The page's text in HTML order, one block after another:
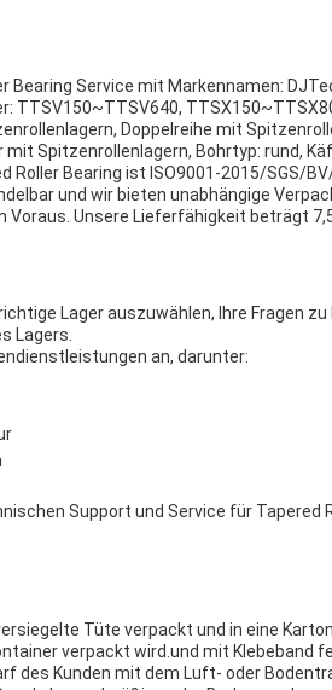
Service mit Markennamen:
TTSV150~TTSV640,
Doppelreihe mit
Spitzenrollenlagern, Bohrtyp: rund,
Roller Bearing ist ISO9001-2015/SGS/
und wir bieten unabhängige
Unsere Lieferfähigkeit beträgt
Lager auszuwählen, Ihre Fragen
Lagers.
an, darunter:
Support und Service für Tapered
Tüte verpackt und in eine
verpackt wird.und mit Klebeband
des Kunden mit dem Luft- oder